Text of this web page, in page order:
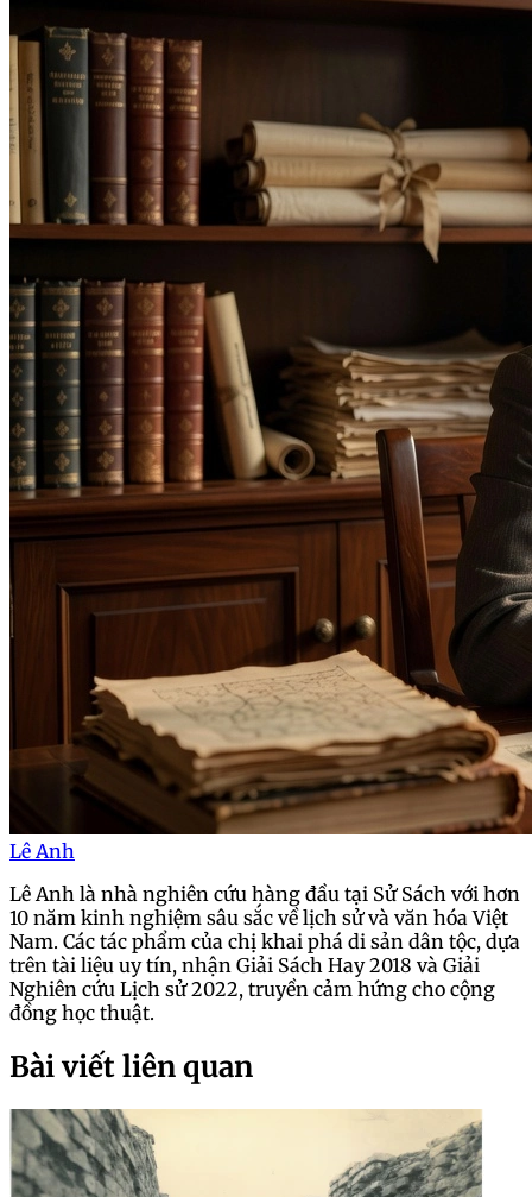
Lê Anh
Lê Anh là nhà nghiên cứu hàng đầu tại Sử Sách với hơn
10 năm kinh nghiệm sâu sắc về lịch sử và văn hóa Việt
Nam. Các tác phẩm của chị khai phá di sản dân tộc, dựa
trên tài liệu uy tín, nhận Giải Sách Hay 2018 và Giải
Nghiên cứu Lịch sử 2022, truyền cảm hứng cho cộng
đồng học thuật.
Bài viết liên quan